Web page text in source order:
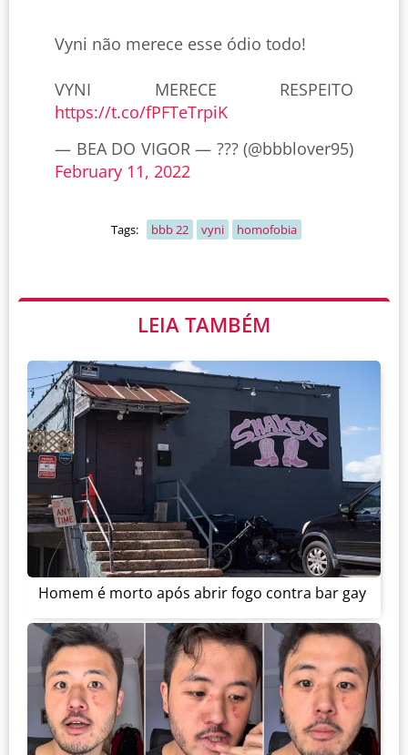
Vyni não merece esse ódio todo!
VYNI MERECE RESPEITO
https://t.co/fPFTeTrpiK
— BEA DO VIGOR — ??? (@bbblover95)
February 11, 2022
Tags: bbb 22 vyni homofobia
LEIA TAMBÉM
Homem é morto após abrir fogo contra bar gay